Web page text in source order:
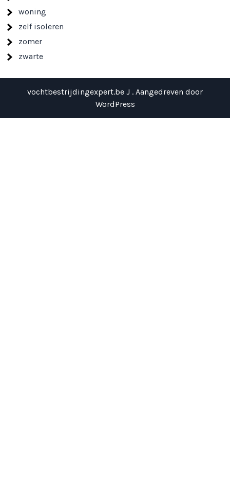
woning
zelf isoleren
zomer
zwarte
vochtbestrijdingexpert.be J . Aangedreven door
WordPress